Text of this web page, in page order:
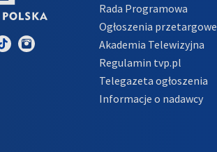
Rada Programowa
Ogłoszenia przetargowe
Akademia Telewizyjna
Regulamin tvp.pl
Telegazeta ogłoszenia
Informacje o nadawcy